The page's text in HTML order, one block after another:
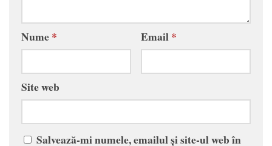
Nume* Email*
Site web
Salvează-mi numele, emailul și site-ul web în